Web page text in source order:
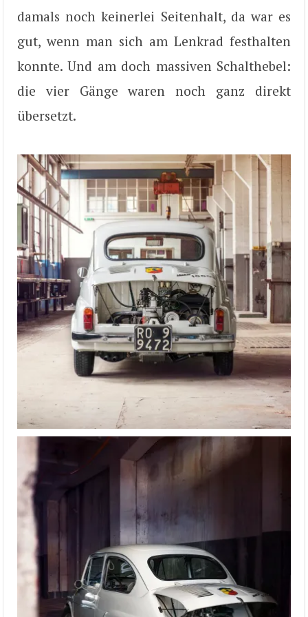
damals noch keinerlei Seitenhalt, da war es
gut, wenn man sich am Lenkrad festhalten
konnte. Und am doch massiven Schalthebel:
die vier Gänge waren noch ganz direkt
übersetzt.